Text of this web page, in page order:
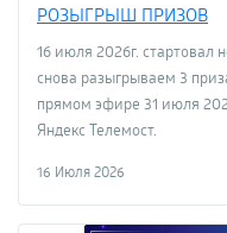
РОЗЫГРЫШ ПРИЗОВ
16 июля 2026г.
снова разыгрываем 3
прямом эфире 31 июля
Яндекс Телемост.
16 Июля 2026